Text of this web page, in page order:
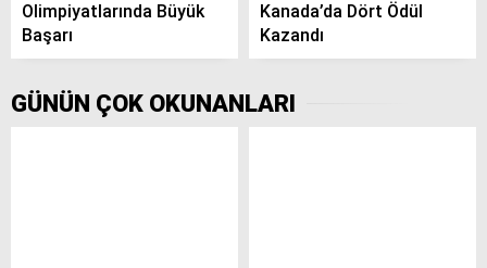
Olimpiyatlarında Büyük
Başarı
Kanada’da Dört Ödül
Kazandı
GÜNÜN ÇOK OKUNANLARI